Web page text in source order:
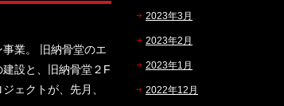
業。 旧納骨堂のエ
設と、旧納骨堂２F
ェクトが、先月、
2023年3月
2023年2月
2023年1月
2022年12月